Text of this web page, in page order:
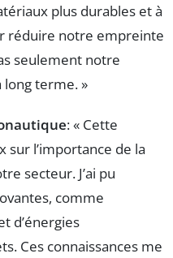
plus durables et à
réduire notre empreinte
seulement notre
long terme. »
: « Cette
sur l’importance de la
secteur. J’ai pu
comme
d’énergies
Ces connaissances me